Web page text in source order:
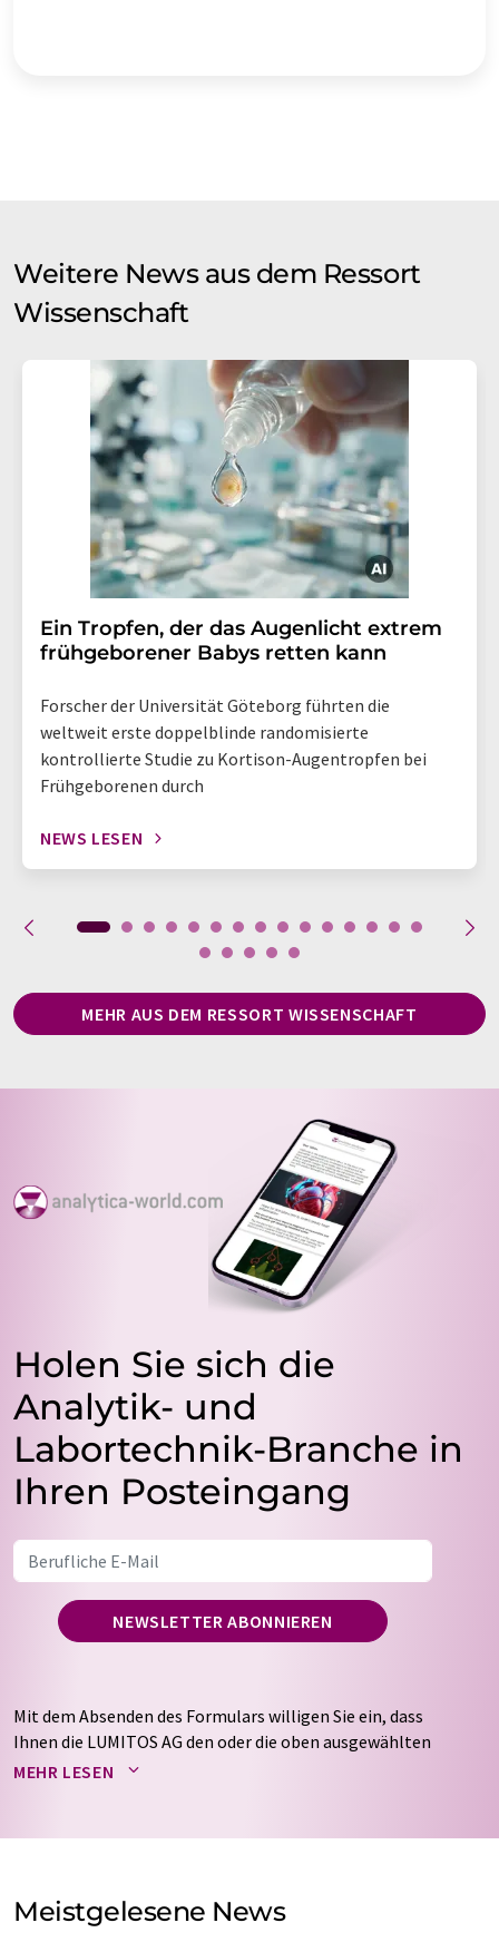
Weitere News aus dem Ressort
Wissenschaft
Ein Tropfen, der das Augenlicht extrem
frühgeborener Babys retten kann
Forscher der Universität Göteborg führten die
weltweit erste doppelblinde randomisierte
kontrollierte Studie zu Kortison-Augentropfen bei
Frühgeborenen durch
NEWS LESEN
MEHR AUS DEM RESSORT WISSENSCHAFT
Holen Sie sich die
Analytik- und
Labortechnik-Branche in
Ihren Posteingang
NEWSLETTER ABONNIEREN
Mit dem Absenden des Formulars willigen Sie ein, dass
Ihnen die LUMITOS AG den oder die oben ausgewählten
Newsletter per E-Mail zusendet. Ihre Daten werden
auf Basis unsererDatenschutzerklärung. LUMITOS darf
Meinungsforschung per E-Mail kontaktieren. Ihre
Einwilligung können Sie jederzeit ohne Angabe von
MEHR LESEN
Meistgelesene News